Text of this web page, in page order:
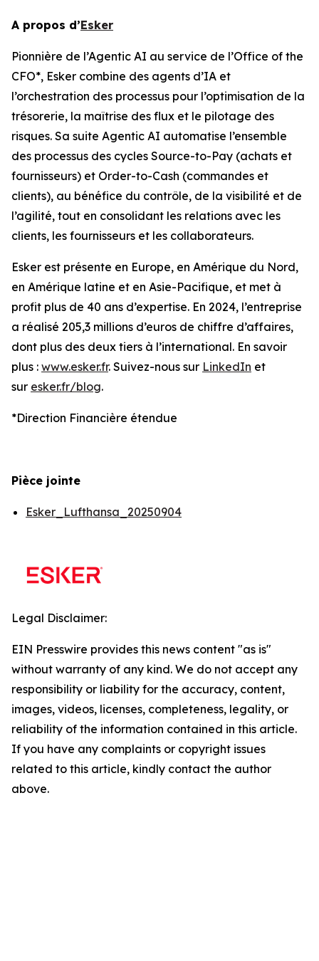
A propos d’Esker
Pionnière de l’Agentic AI au service de l’Office of the
CFO*, Esker combine des agents d’IA et
l’orchestration des processus pour l’optimisation de la
trésorerie, la maîtrise des flux et le pilotage des
risques. Sa suite Agentic AI automatise l’ensemble
des processus des cycles Source-to-Pay (achats et
fournisseurs) et Order-to-Cash (commandes et
clients), au bénéfice du contrôle, de la visibilité et de
l’agilité, tout en consolidant les relations avec les
clients, les fournisseurs et les collaborateurs.
Esker est présente en Europe, en Amérique du Nord,
en Amérique latine et en Asie-Pacifique, et met à
profit plus de 40 ans d’expertise. En 2024, l’entreprise
a réalisé 205,3 millions d’euros de chiffre d’affaires,
dont plus des deux tiers à l’international. En savoir
plus : www.esker.fr. Suivez-nous sur LinkedIn et
sur esker.fr/blog.
*Direction Financière étendue
Pièce jointe
Esker_Lufthansa_20250904
Legal Disclaimer:
EIN Presswire provides this news content "as is"
without warranty of any kind. We do not accept any
responsibility or liability for the accuracy, content,
images, videos, licenses, completeness, legality, or
reliability of the information contained in this article.
If you have any complaints or copyright issues
related to this article, kindly contact the author
above.